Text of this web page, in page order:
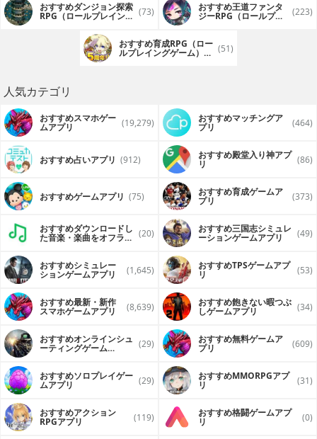
おすすめダンジョン探索
RPG（ロールプレイング (73) おすすめ王道ファンタ
ジーRPG（ロールプレ (223)
おすすめ育成RPG（ロー
ルプレイングゲーム）ア (51)
人気カテゴリ
おすすめスマホゲー
ムアプリ (19,279) おすすめマッチングア
プリ (464)
おすすめ占いアプリ (912) おすすめ殿堂入り神アプ
リ (86)
おすすめゲームアプリ (75) おすすめ育成ゲームア
プリ (373)
おすすめダウンロードし
た音楽・楽曲をオフライ (20) おすすめ三国志シミュレ
ーションゲームアプリ (49)
おすすめシミュレー
ションゲームアプリ (1,645) おすすめTPSゲームアプ
リ (53)
おすすめ最新・新作
スマホゲームアプリ (8,639) おすすめ飽きない暇つぶ
しゲームアプリ (34)
おすすめオンラインシュ
ーティングゲーム (29) おすすめ無料ゲームア
プリ (609)
おすすめソロプレイゲー
ムアプリ (29) おすすめ MMORPGアプ
リ (31)
おすすめアクション
RPGアプリ (119) おすすめ格闘ゲームアプ
リ (0)